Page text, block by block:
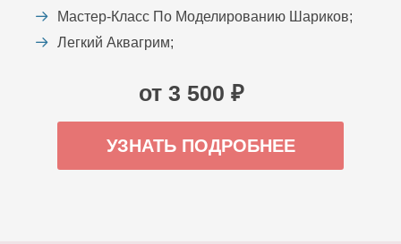
Мастер-Класс По Моделированию Шариков;
Легкий Аквагрим;
от 3 500 ₽
УЗНАТЬ ПОДРОБНЕЕ